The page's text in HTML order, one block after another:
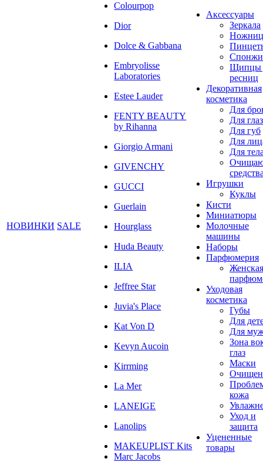
НОВИНКИ SALE
Colourpop
Dior
Dolce & Gabbana
Embryolisse
Laboratories
Estee Lauder
FENTY BEAUTY
by Rihanna
Giorgio Armani
GIVENCHY
GUCCI
Guerlain
Hourglass
Huda Beauty
ILIA
Jeffree Star
Juvia's Place
Kat Von D
Kevyn Aucoin
Kirrming
La Mer
LANEIGE
Lanolips
MAKEUPLIST Kits
Marc Jacobs
Аксессуары
Зеркала
Спонжи
Щипцы
ресниц
Декоративная
косметика
Для
Для глаз
Для губ
Для
Для
Игрушки
Куклы
Кисти
Миниатюры
Молочные
машины
Наборы
Парфюмерия
Женская
Уходовая
косметика
Губы
Для
Для
Зона
глаз
Маски
кожа
Уход и
защита
Уцененные
товары